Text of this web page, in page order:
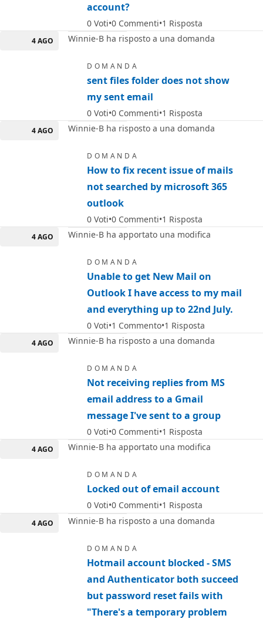
account?
0 Voti 0 Commenti 1 Risposta
4 AGO Winnie-B ha risposto a una domanda
DOMANDA
sent files folder does not show
my sent email
0 Voti 0 Commenti 1 Risposta
4 AGO Winnie-B ha risposto a una domanda
DOMANDA
How to fix recent issue of mails
not searched by microsoft 365
outlook
0 Voti 0 Commenti 1 Risposta
4 AGO Winnie-B ha apportato una modifica
DOMANDA
Unable to get New Mail on
Outlook I have access to my mail
and everything up to 22nd July.
0 Voti 1 Commento 1 Risposta
4 AGO Winnie-B ha risposto a una domanda
DOMANDA
Not receiving replies from MS
email address to a Gmail
message I've sent to a group
0 Voti 0 Commenti 1 Risposta
4 AGO Winnie-B ha apportato una modifica
DOMANDA
Locked out of email account
0 Voti 0 Commenti 1 Risposta
4 AGO Winnie-B ha risposto a una domanda
DOMANDA
Hotmail account blocked - SMS
and Authenticator both succeed
but password reset fails with
"There's a temporary problem